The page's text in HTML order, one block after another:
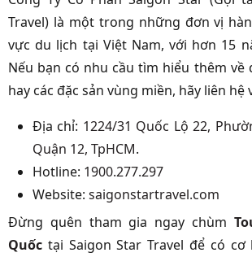
Travel) là một trong những đơn vị
vực du lịch tại Việt Nam, với hơn 15
Nếu bạn có nhu cầu tìm hiểu thêm về
hay các đặc sản vùng miền, hãy liên hệ
Địa chỉ: 1224/31 Quốc Lộ 22,
Quận 12, TpHCM.
Hotline: 1900.277.297
Website: saigonstartravel.com
Đừng quên tham gia ngay chùm
Quốc tại Saigon Star Travel để có